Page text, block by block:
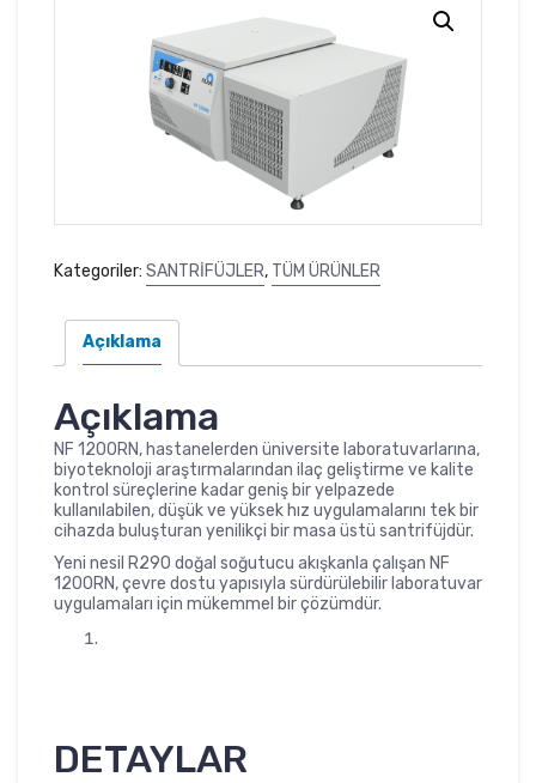
Kategoriler: SANTRİFÜJLER, TÜM ÜRÜNLER
Açıklama
Açıklama
NF 1200RN, hastanelerden üniversite laboratuvarlarına,
biyoteknoloji araştırmalarından ilaç geliştirme ve kalite
kontrol süreçlerine kadar geniş bir yelpazede
kullanılabilen, düşük ve yüksek hız uygulamalarını tek bir
cihazda buluşturan yenilikçi bir masa üstü santrifüjdür.
Yeni nesil R290 doğal soğutucu akışkanla çalışan NF
1200RN, çevre dostu yapısıyla sürdürülebilir laboratuvar
uygulamaları için mükemmel bir çözümdür.
DETAYLAR